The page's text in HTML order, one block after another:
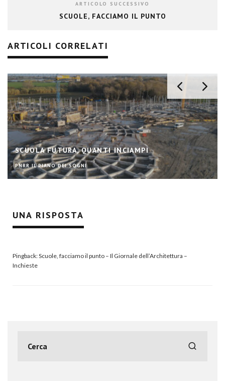
ARTICOLO SUCCESSIVO
SCUOLE, FACCIAMO IL PUNTO
ARTICOLI CORRELATI
SCUOLA FUTURA, QUANTI INCIAMPI
PNRR IL PIANO DEI SOGNI
UNA RISPOSTA
Pingback:Scuole, facciamo il punto – Il Giornale dell’Architettura –
Inchieste